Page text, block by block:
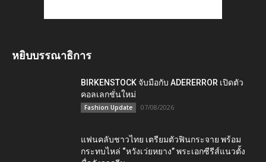
หยิบบรรณาธิการ
BIRKENSTOCK จับมือกับ ADERERROR เปิดตัว
คอลเลกชั่นใหม่
Fashion Update 07/08/2026
แฟนคลับชาวไทย เตรียมตัวฟินกระจาย พร้อม
กระทบไหล่ “หวังเว่ยหยาง” พระเอกซีรีส์แนวตั้ง